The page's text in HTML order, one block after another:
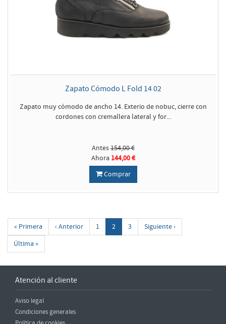
Zapato Cómodo L Fold 14 02
Zapato muy cómodo de ancho 14. Exterio de nobuc, cierre con
cordones con cremallera lateral y for...
Antes154,00 €
Ahora 144,00 €
Comprar
« Primera ‹ Anterior 1 2 3
Siguiente ›
Última »
Atención al cliente
Aviso legal
Condiciones generales